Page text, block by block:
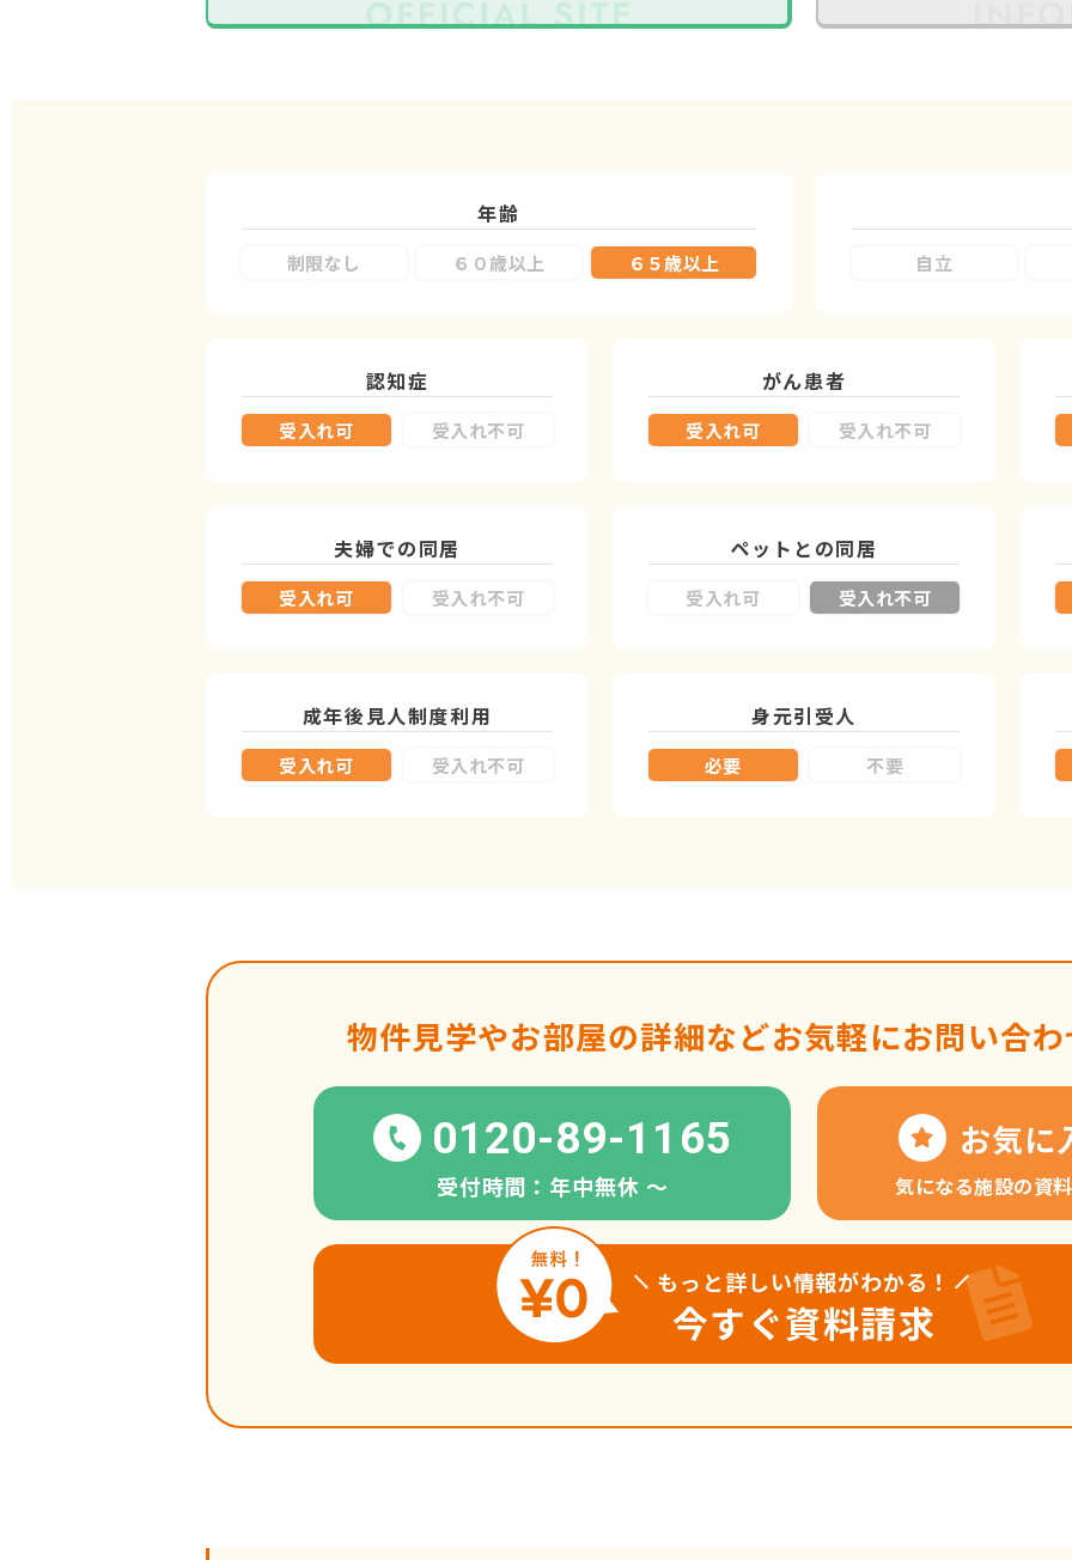
年齢
制限なし ６０歳以上 ６５歳以上 自立
認知症
受入れ可 受入れ不可
がん患者
受入れ可 受入れ不可
夫婦での同居
受入れ可 受入れ不可
ペットとの同居
受入れ可 受入れ不可
成年後見人制度利用
受入れ可 受入れ不可
身元引受人
必要 不要
物件見学やお部屋の詳細などお気軽にお問い合
0120-89-1165
受付時間：年中無休 〜
お気に
気になる施設の資
もっと詳しい情報がわかる！
今すぐ資料請求